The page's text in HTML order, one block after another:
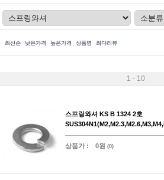
최신순 낮은가격 높은가격 상품명 최다리뷰
1 - 10
스프링와셔 KS B 1324 2호
상품가 : 0원 (0)